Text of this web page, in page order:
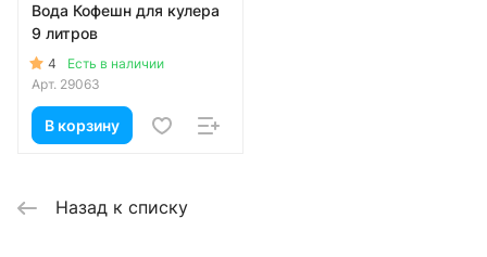
Вода Кофешн для кулера
9 литров
4
Есть в наличии
Арт. 29063
В корзину
Назад к списку